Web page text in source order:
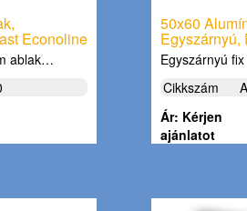
Econoline
ablak…
50x60
Egyszárnyú
Cikkszám
Ár: Kérjen
ajánlatot